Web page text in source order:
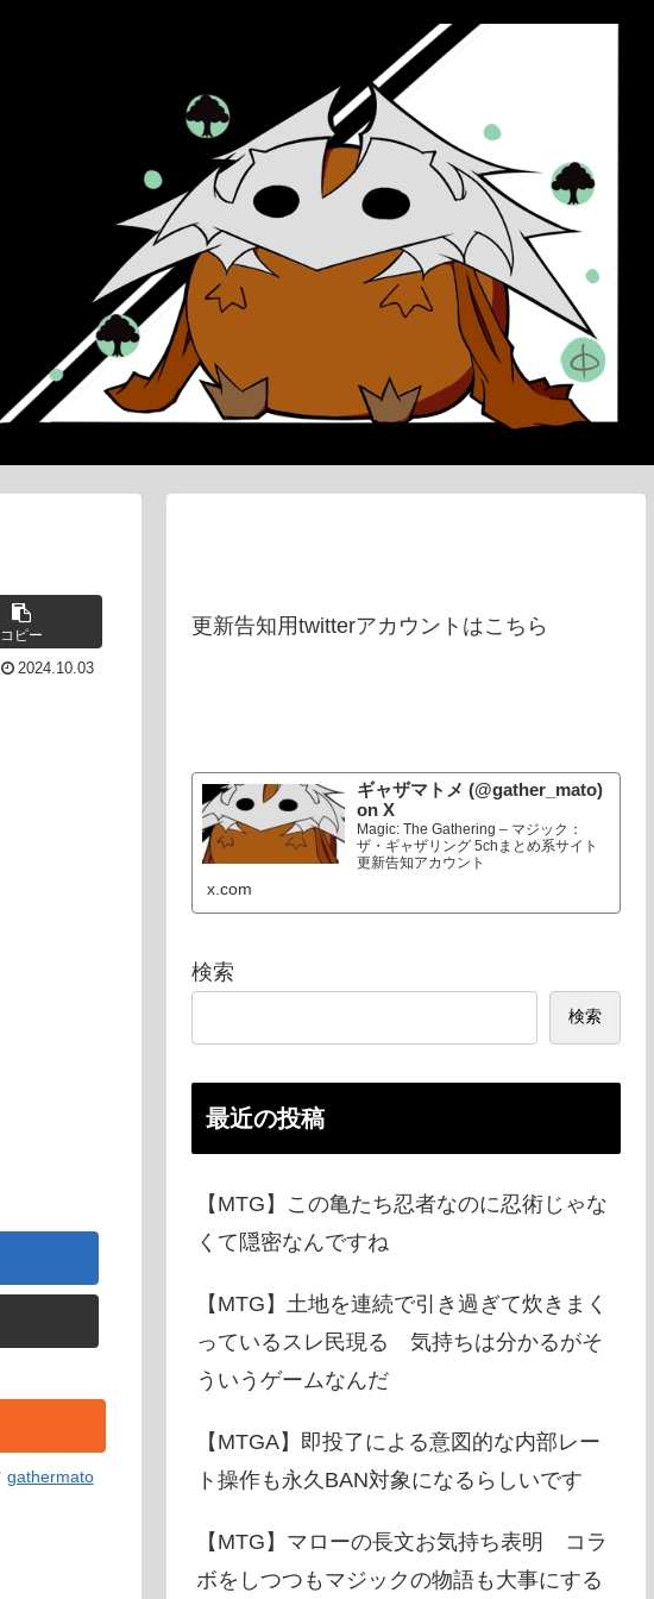
コピー
2024.10.03
gathermato
更新告知用twitterアカウントはこちら
ギャザマトメ (@gather_mato)
on X
Magic: The Gathering – マジック：
ザ・ギャザリング 5chまとめ系サイト
更新告知アカウント
x.com
検索
検索
最近の投稿
【MTG】この亀たち忍者なのに忍術じゃな
くて隠密なんですね
【MTG】土地を連続で引き過ぎて炊きまく
っているスレ民現る 気持ちは分かるがそ
ういうゲームなんだ
【MTGA】即投了による意図的な内部レー
ト操作も永久BAN対象になるらしいです
【MTG】マローの長文お気持ち表明 コラ
ボをしつつもマジックの物語も大事にする